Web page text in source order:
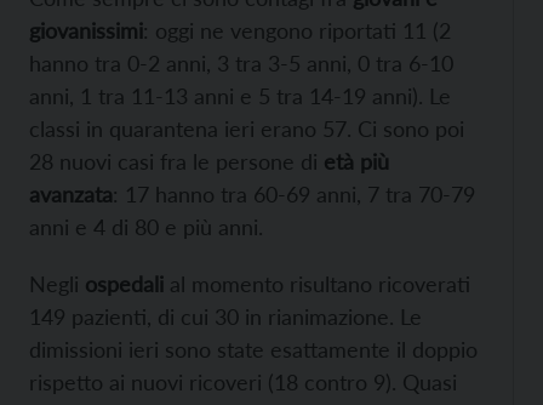
giovanissimi: oggi ne vengono riportati 11 (2
hanno tra 0-2 anni, 3 tra 3-5 anni, 0 tra 6-10
anni, 1 tra 11-13 anni e 5 tra 14-19 anni). Le
classi in quarantena ieri erano 57. Ci sono poi
28 nuovi casi fra le persone di età più
avanzata: 17 hanno tra 60-69 anni, 7 tra 70-79
anni e 4 di 80 e più anni.
Negli ospedali al momento risultano ricoverati
149 pazienti, di cui 30 in rianimazione. Le
dimissioni ieri sono state esattamente il doppio
rispetto ai nuovi ricoveri (18 contro 9). Quasi